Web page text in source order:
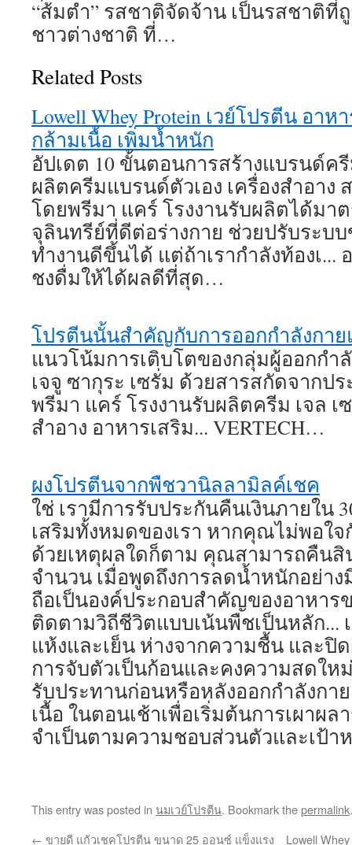
“ส้มตำ” รสชาติจัดจ้าน เป็นรสชาติที่
ชาวต่างชาติ ที่…
Related Posts
Lowell Whey Protein เวย์โปรตีน อา
กล้ามเนื้อ เพิ่มน้ำหนัก
อัปเดต 10 ขั้นตอนการสร้างแบรนด์ค
ผลิตครีมแบรนด์ตัวเอง เครื่องสำอาง
โดยพรีมา แคร์ โรงงานรับผลิตได้มา
จุลินทรีย์ที่ดีต่อร่างกาย ช่วยปรับระบบ
ทำงานดีขึ้นได้ แต่ถ้าเรากำลังท้องเ...
ชงดื่มให้ได้ผลดีที่สุด…
โปรตีนนั้นสำคัญกับการออกกำลังกา
แนวโน้มการเติบโตของกลุ่มผู้ออกกำ
เจจู ซากุระ เซรั่ม ด้วยสารสกัดจากป
พรีมา แคร์ โรงงานรับผลิตครีม เจล เ
สำอาง อาหารเสริม... VERTECH…
ผงโปรตีนจากพืชวานิลลามิลค์เชค
ใช่ เรามีการรับประกันคืนเงินภายใน
เสริมทั้งหมดของเรา หากคุณไม่พอ
ด้วยเหตุผลใดก็ตาม คุณสามารถคืนสิ
จำนวน เมื่อพูดถึงการลดน้ำหนักอย่า
ถือเป็นองค์ประกอบสำคัญของอาหา
ติดตามวิถีชีวิตแบบเน้นพืชเป็นหลัก...
แห้งและเย็น ห่างจากความชื้น และปิ
การจับตัวเป็นก้อนและคงความสดให
รับประทานก่อนหรือหลังออกกำลังกา
เนื้อ ในตอนเช้าเพื่อเริ่มต้นการเผาผ
จำเป็นตามความชอบส่วนตัวและเป้
This entry was posted in นมเวย์โปรตีน. Bookmark thepermalink.
← ขายดี แก้วเชคโปรตีน ขนาด 25 ออนซ์ แข็งแรง Lowell